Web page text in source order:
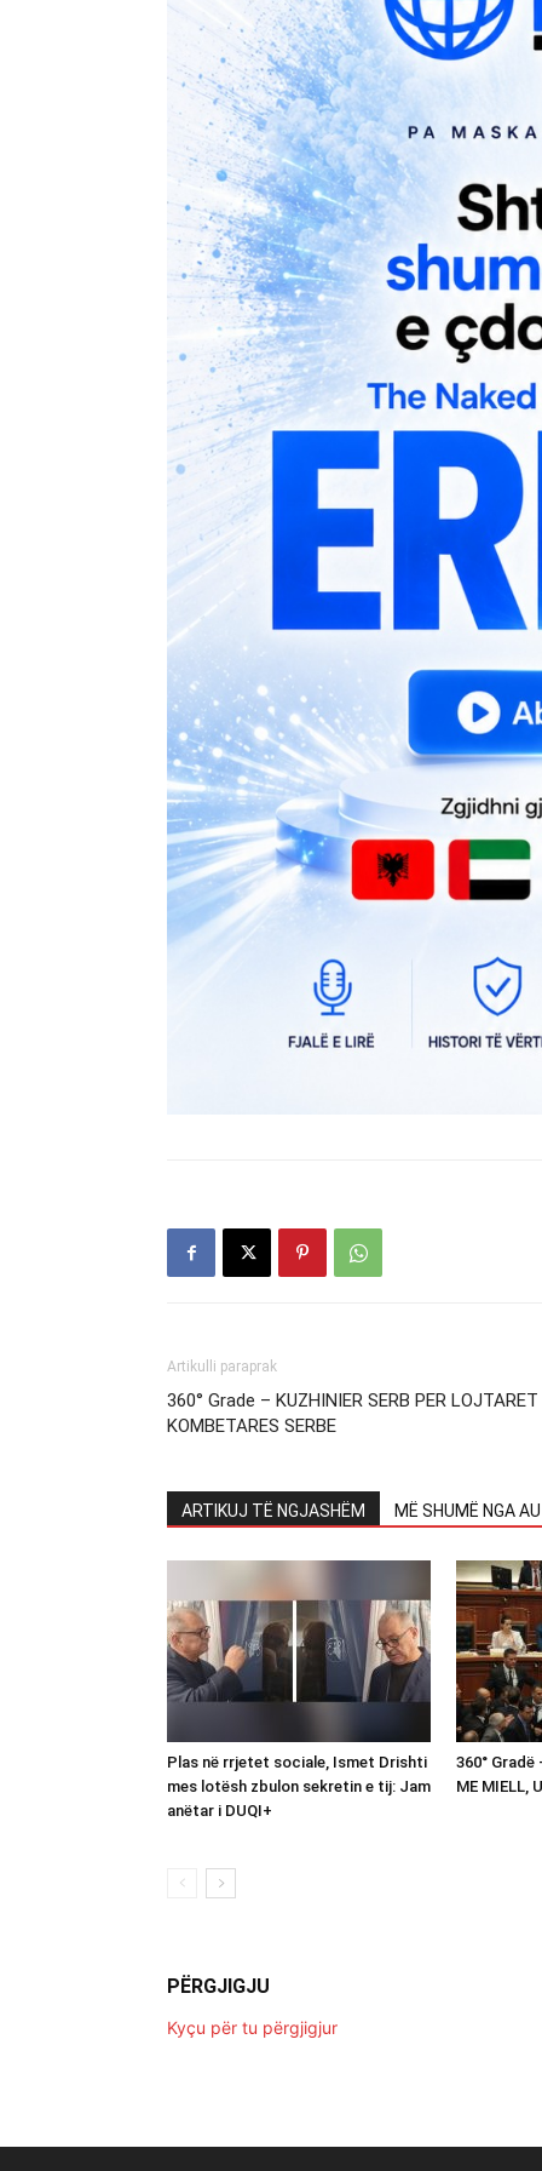
Artikulli paraprak
360° Grade – KUZHINIER SERB PER LOJTARET
KOMBETARES SERBE
ARTIKUJ TË NGJASHËM MË SHUMË NGA
Plas në rrjetet sociale, Ismet Drishti
mes lotësh zbulon sekretin e tij: Jam
anëtar i DUQI+
360° Gradë
ME MIELL,
PËRGJIGJU
Kyçu për tu përgjigjur